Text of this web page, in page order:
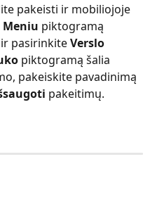
pakeisti ir mobiliojoje
Meniu piktogramą
pasirinkite Verslo
piktogramą šalia
pakeiskite pavadinimą
pakeitimų.